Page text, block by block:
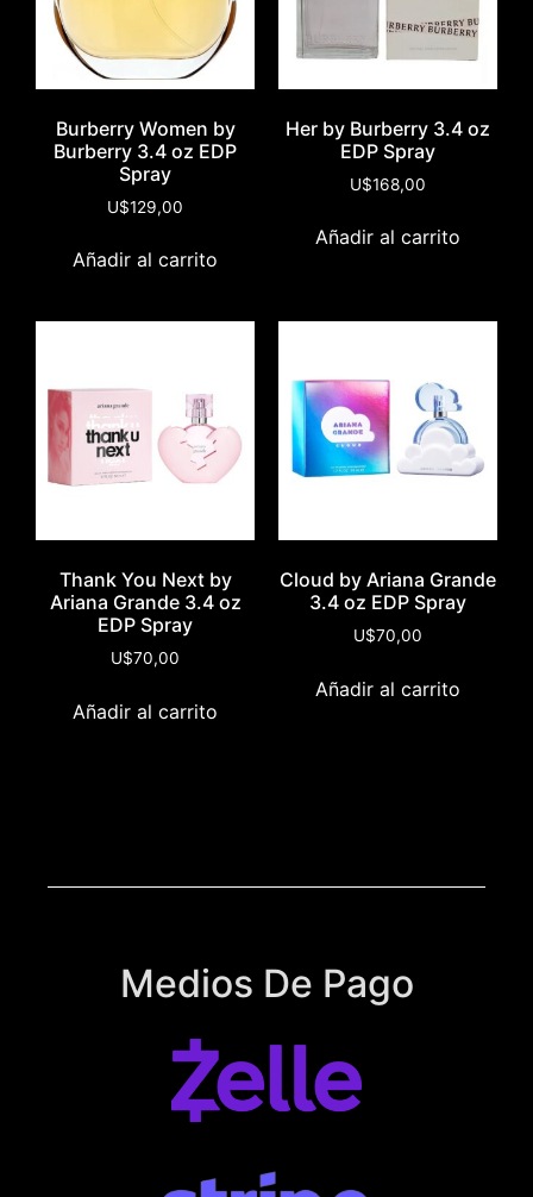
Burberry Women by
Burberry 3.4 oz EDP
Spray
U$129,00
Añadir al carrito
Her by Burberry 3.4 oz
EDP Spray
U$168,00
Añadir al carrito
Thank You Next by
Ariana Grande 3.4 oz
EDP Spray
U$70,00
Añadir al carrito
Cloud by Ariana Grande
3.4 oz EDP Spray
U$70,00
Añadir al carrito
Medios De Pago